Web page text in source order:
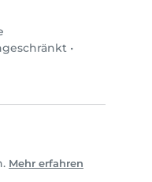
•
Mehr erfahren